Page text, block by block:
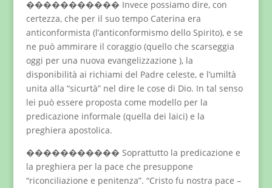
����������� Invece possiamo dire, con
certezza, che per il suo tempo Caterina era
anticonformista (l’anticonformismo dello Spirito), e se
ne può ammirare il coraggio (quello che scarseggia
oggi per una nuova evangelizzazione ), la
disponibilità ai richiami del Padre celeste, e l’umiltà
unita alla “sicurtà” nel dire le cose di Dio. In tal senso
lei può essere proposta come modello per la
predicazione informale (quella dei laici) e la
preghiera apostolica.
����������� Soprattutto la predicazione e
la preghiera per la pace che presuppone
“riconciliazione e penitenza”. “Cristo fu nostra pace –